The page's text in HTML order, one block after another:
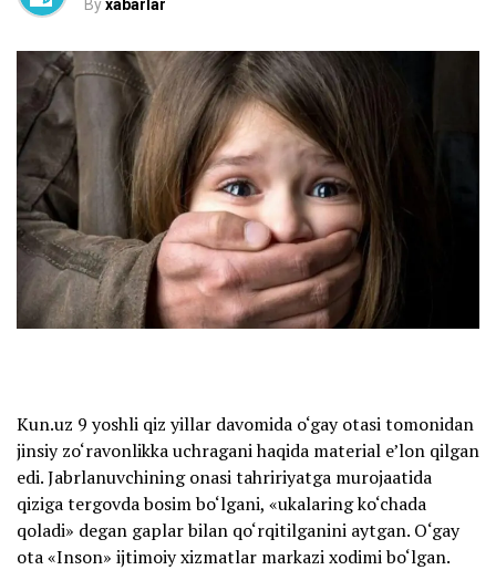
Byxabarlar
Kun.uz 9 yoshli qiz yillar davomida o‘gay otasi tomonidan
jinsiy zo‘ravonlikka uchragani haqida material e’lon qilgan
edi. Jabrlanuvchining onasi tahririyatga murojaatida
qiziga tergovda bosim bo‘lgani, «ukalaring ko‘chada
qoladi» degan gaplar bilan qo‘rqitilganini aytgan. O‘gay
ota «Inson» ijtimoiy xizmatlar markazi xodimi bo‘lgan.